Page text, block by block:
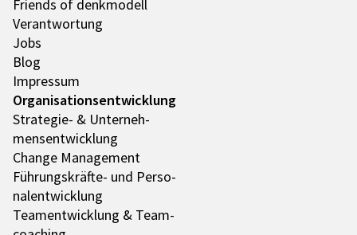
Friends of denk­mo­dell
Verant­wor­tung
Jobs
Blog
Impres­sum
Orga­ni­sa­ti­ons­ent­wick­lung
Stra­te­gie- & Unter­neh­
mens­ent­wick­lung
Change Manage­ment
Führungs­­­kräfte- und Perso­
nal­ent­wick­lung
Team­ent­wick­lung & Team­